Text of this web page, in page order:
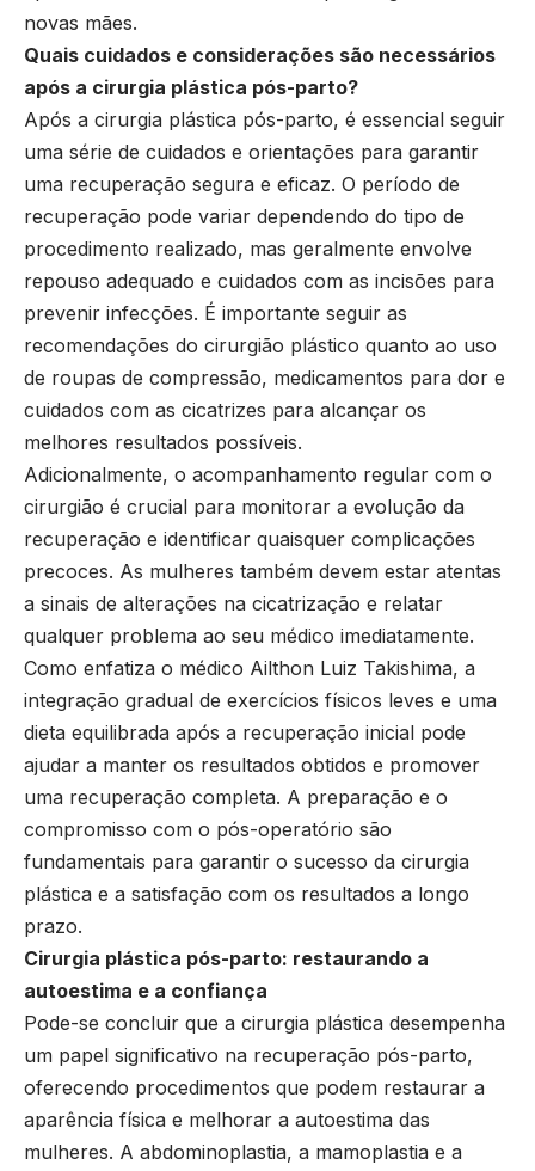
novas mães.
Quais cuidados e considerações são necessários
após a cirurgia plástica pós-parto?
Após a cirurgia plástica pós-parto, é essencial seguir
uma série de cuidados e orientações para garantir
uma recuperação segura e eficaz. O período de
recuperação pode variar dependendo do tipo de
procedimento realizado, mas geralmente envolve
repouso adequado e cuidados com as incisões para
prevenir infecções. É importante seguir as
recomendações do cirurgião plástico quanto ao uso
de roupas de compressão, medicamentos para dor e
cuidados com as cicatrizes para alcançar os
melhores resultados possíveis.
Adicionalmente, o acompanhamento regular com o
cirurgião é crucial para monitorar a evolução da
recuperação e identificar quaisquer complicações
precoces. As mulheres também devem estar atentas
a sinais de alterações na cicatrização e relatar
qualquer problema ao seu médico imediatamente.
Como enfatiza o médico Ailthon Luiz Takishima, a
integração gradual de exercícios físicos leves e uma
dieta equilibrada após a recuperação inicial pode
ajudar a manter os resultados obtidos e promover
uma recuperação completa. A preparação e o
compromisso com o pós-operatório são
fundamentais para garantir o sucesso da cirurgia
plástica e a satisfação com os resultados a longo
prazo.
Cirurgia plástica pós-parto: restaurando a
autoestima e a confiança
Pode-se concluir que a cirurgia plástica desempenha
um papel significativo na recuperação pós-parto,
oferecendo procedimentos que podem restaurar a
aparência física e melhorar a autoestima das
mulheres. A abdominoplastia, a mamoplastia e a